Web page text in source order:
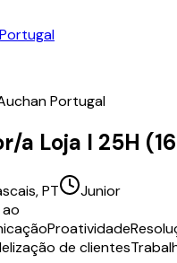
Portugal
a Loja I 25H
PT
Junior
Proatividade
de clientes